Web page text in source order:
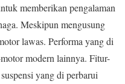
memberikan pengalaman
Meskipun mengusung
lawas. Performa yang di
modern lainnya. Fitur-
yang di perbarui